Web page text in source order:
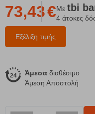
Εξέλιξη τιμής
73,43€Με tbi
4 άτοκες
Άμεσα διαθέσιμο
Άμεση Αποστολή